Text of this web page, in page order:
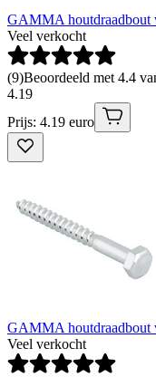
GAMMA houtdraadbout
Veel verkocht
(9)Beoordeeld met 4.4
4.19
Prijs: 4.19 euro
GAMMA houtdraadbout
Veel verkocht